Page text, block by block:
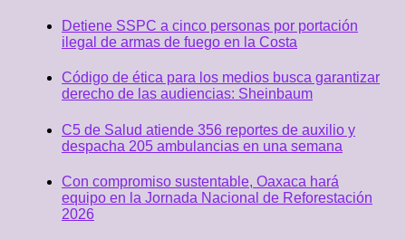
Detiene SSPC a cinco personas por portación
ilegal de armas de fuego en la Costa
Código de ética para los medios busca garantizar
derecho de las audiencias: Sheinbaum
C5 de Salud atiende 356 reportes de auxilio y
despacha 205 ambulancias en una semana
Con compromiso sustentable, Oaxaca hará
equipo en la Jornada Nacional de Reforestación
2026